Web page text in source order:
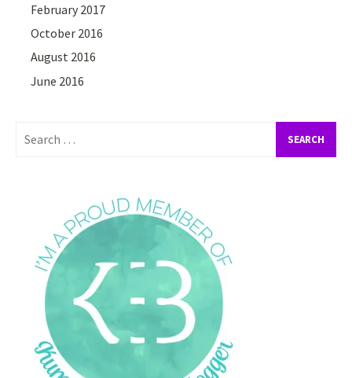
February 2017
October 2016
August 2016
June 2016
for: